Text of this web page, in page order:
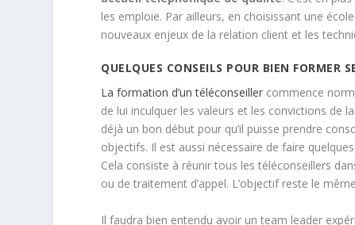
les emploie. Par ailleurs, en choisissant une
nouveaux enjeux de la relation client et les
QUELQUES CONSEILS POUR BIEN FORMER
La formation d’un téléconseiller commence
de lui inculquer les valeurs et les convictions de
déjà un bon début pour qu’il puisse prendre
objectifs. Il est aussi nécessaire de faire
Cela consiste à réunir tous les téléconseillers
ou de traitement d’appel. L’objectif reste le
Il faudra bien entendu avoir un team leader